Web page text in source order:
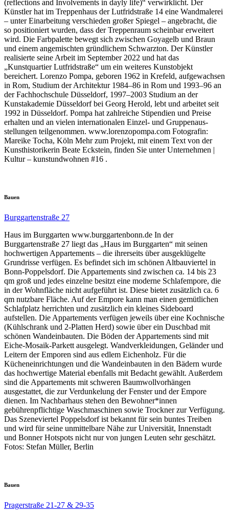
(reflections and Involvements in dayly life)“ verwirklicht. Der
Künstler hat im Treppenhaus der Lutfridstraße 14 eine Wandmalerei
– unter Einarbeitung verschieden großer Spiegel – angebracht, die
so positioniert wurden, dass der Treppenraum scheinbar erweitert
wird. Die Farbpalette bewegt sich zwischen Goyagelb und Braun
und einem angemischten gründlichem Schwarzton. Der Künstler
realisierte seine Arbeit im September 2022 und hat das
„Kunstquartier Lutfridstraße“ um ein weiteres Kunstobjekt
bereichert. Lorenzo Pompa, geboren 1962 in Krefeld, aufgewachsen
in Rom, Studium der Architektur 1984–86 in Rom und 1993–96 an
der Fachhochschule Düsseldorf, 1997–2003 Studium an der
Kunstakademie Düsseldorf bei Georg Herold, lebt und arbeitet seit
1992 in Düsseldorf. Pompa hat zahlreiche Stipendien und Preise
erhalten und an vielen internationalen Einzel- und Gruppenaus­
stellungen teilgenommen. www.lorenzopompa.com Fotografin:
Mareike Tocha, Köln Mehr zum Projekt, mit einem Text von der
Kunsthistorikerin Beate Eckstein, finden Sie unter Unternehmen |
Kultur – kunstundwohnen #16 .
Bauen
Burggartenstraße 27
Haus im Burggarten www.burggartenbonn.de In der
Burggartenstraße 27 liegt das „Haus im Burggarten“ mit seinen
hochwertigen Appartements – die ihrerseits über ausgeklügelte
Grundrisse verfügen. Es befindet sich im schönen Altbauviertel in
Bonn-Poppelsdorf. Die Appartements sind zwischen ca. 14 bis 23
qm groß und jedes einzelne besitzt eine moderne Schlafempore, die
in der Wohnfläche nicht aufgeführt ist. Diese bietet zusätzlich ca. 6
qm nutzbare Fläche. Auf der Empore kann man einen gemütlichen
Schlafplatz herrichten und zusätzlich ein kleines Sideboard
aufstellen. Die Appartements verfügen jeweils über eine Kochnische
(Kühlschrank und 2-Platten Herd) sowie über ein Duschbad mit
schönen Wandeinbauten. Die Böden der Appartements sind mit
Eiche-Mosaik-Parkett ausgelegt. Wandverkleidungen, Geländer und
Leitern der Emporen sind aus edlem Eichenholz. Für die
Kücheneinrichtungen und die Wandeinbauten in den Bädern wurde
das hochwertige Material ebenfalls mit Bedacht gewählt. Außerdem
sind die Appartements mit schweren Baumwollvorhängen
ausgestattet, die zur Verdunkelung der Fenster und der Empore
dienen. Im Nachbarhaus stehen den Bewohner*innen
gebührenpflichtige Waschmaschinen sowie Trockner zur Verfügung.
Das Szeneviertel Poppelsdorf ist bekannt für sein buntes Treiben
und wird für seine unmittelbare Nähe zur Universität, Innenstadt
und Bonner Hotspots nicht nur von jungen Leuten sehr geschätzt.
Fotos: Stefan Müller, Berlin
Bauen
Pragerstraße 21-27 & 29-35